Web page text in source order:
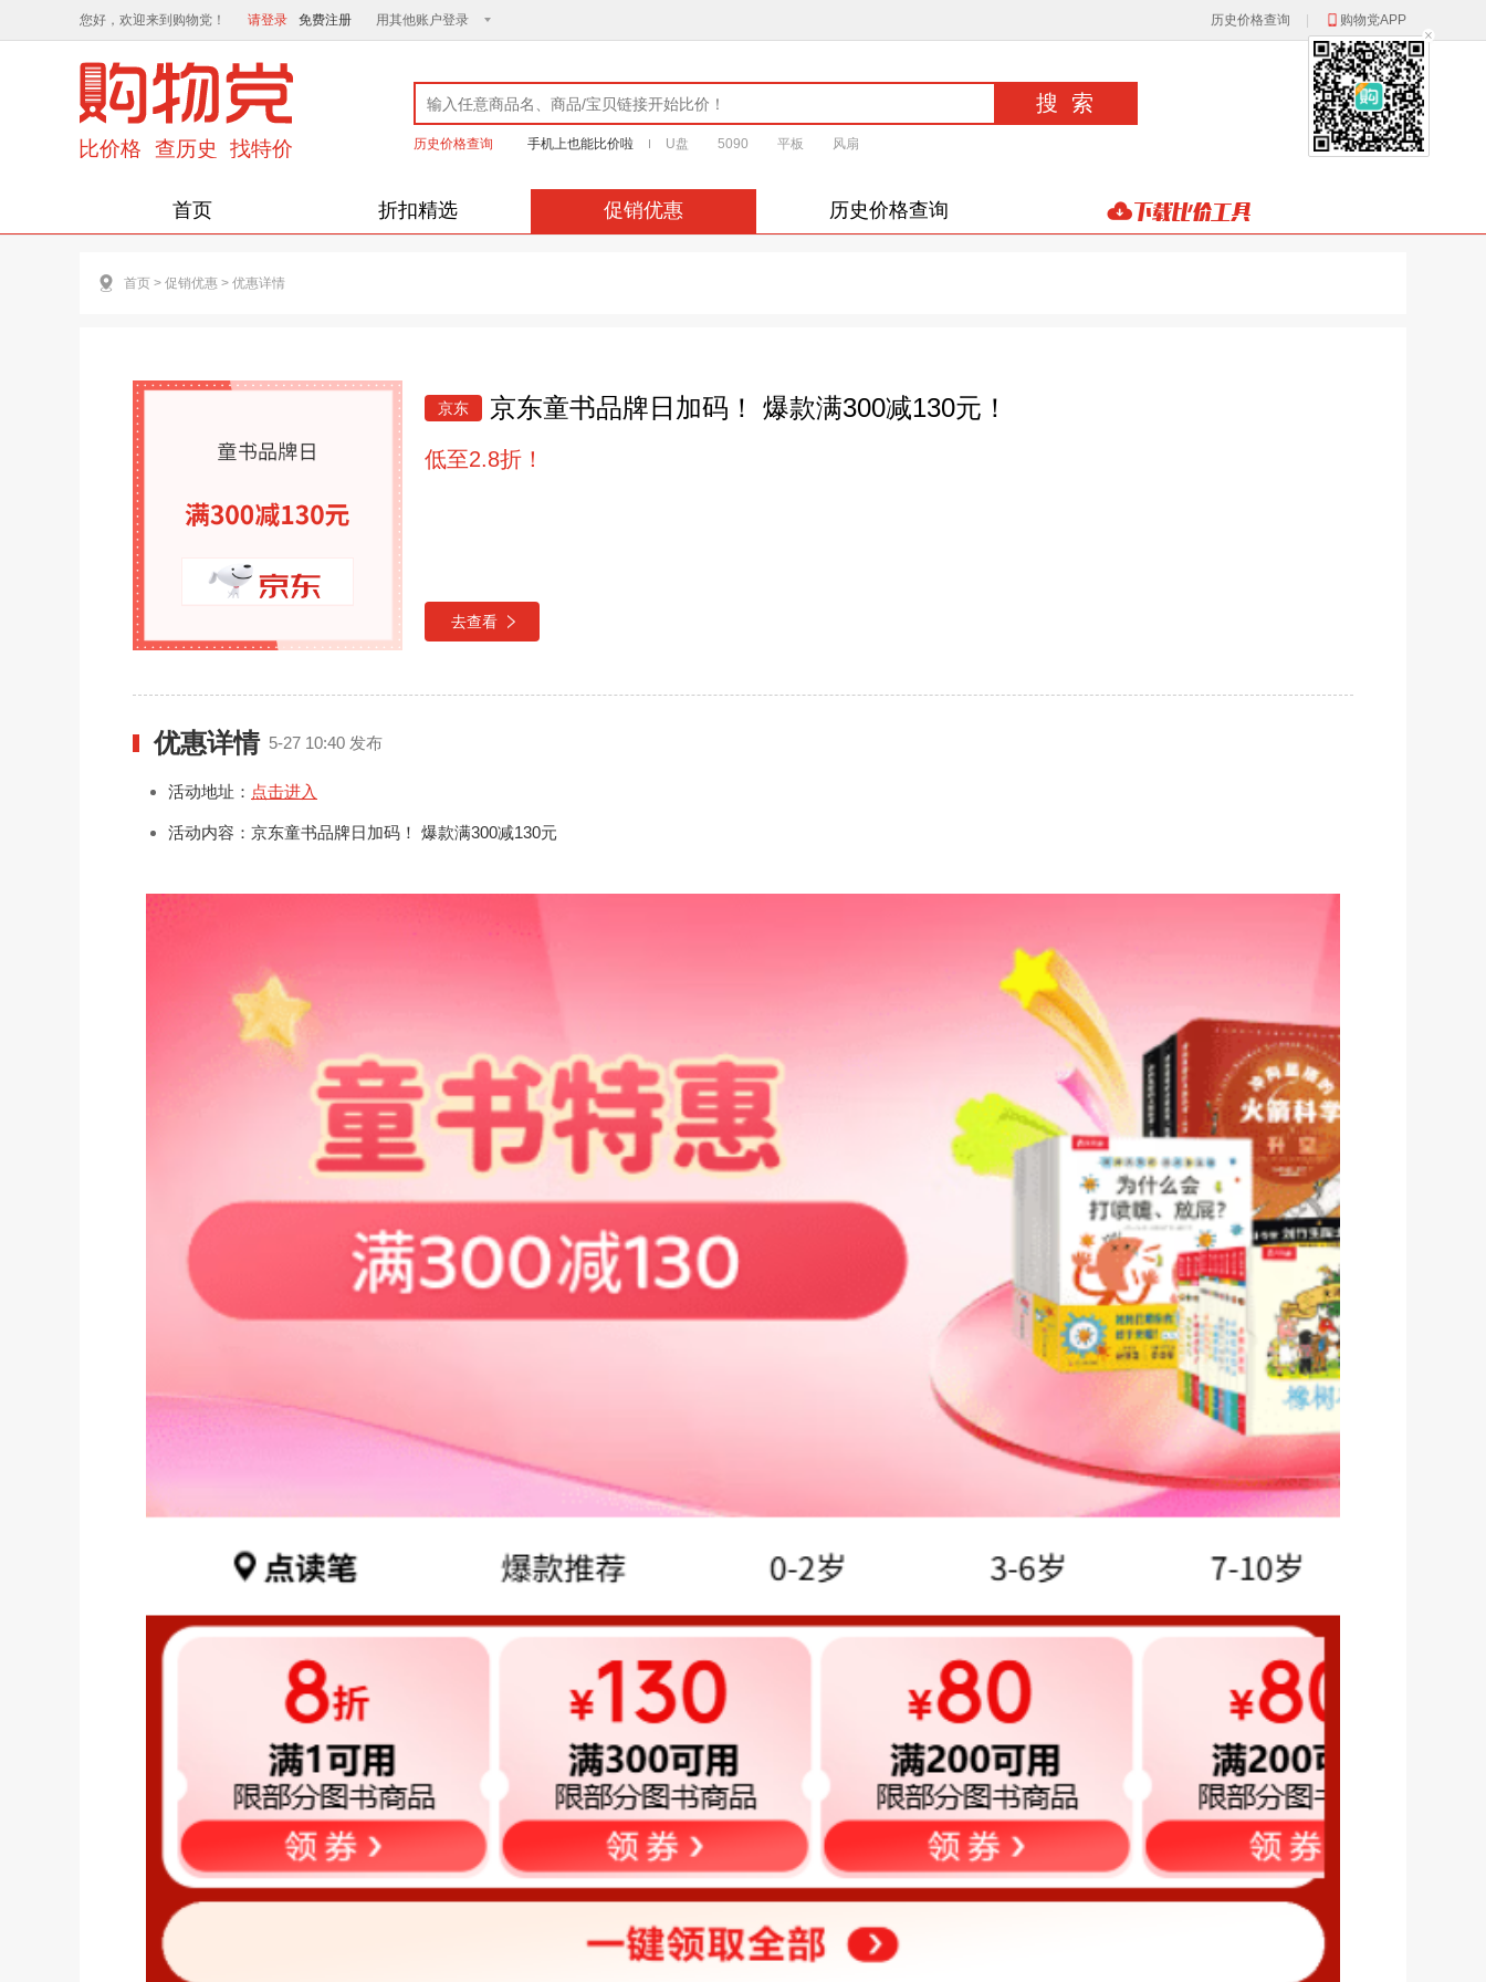
您好，欢迎来到购物党！ 请登录 免费注册 用其他账户登录 历史价格查询 购物党APP
历史价格查询 手机上也能比价啦 U盘 5090 平板 风扇
首页 折扣精选 促销优惠 历史价格查询
首页 > 促销优惠 > 优惠详情
京东 京东童书品牌日加码！ 爆款满300减130元！
低至2.8折！
去查看
优惠详情 5-27 10:40 发布
活动地址： 点击进入
活动内容： 京东童书品牌日加码！ 爆款满300减130元